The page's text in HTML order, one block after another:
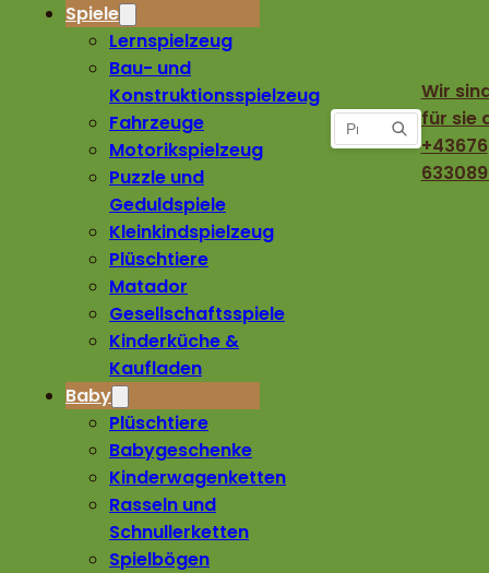
Spiele
Lernspielzeug
Bau- und
Konstruktionsspielzeug
Fahrzeuge
Motorikspielzeug
Puzzle und
Geduldspiele
Kleinkindspielzeug
Plüschtiere
Matador
Gesellschaftsspiele
Kinderküche &
Kaufladen
Baby
Plüschtiere
Babygeschenke
Kinderwagenketten
Rasseln und
Schnullerketten
Spielbögen
Wir
für sie
+43676